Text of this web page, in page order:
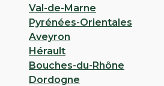
Val-de-Marne
Pyrénées-Orientales
Aveyron
Hérault
Bouches-du-Rhône
Dordogne